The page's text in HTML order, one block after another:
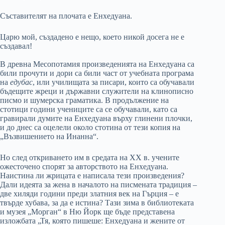
Съставителят на плочата е Енхедуана.
Царю мой, създадено е нещо, което никой досега не е
създавал!
В древна Месопотамия произведенията на Енхедуана са
били прочути и дори са били част от учебната програма
на едубас, или училищата за писари, които са обучавали
бъдещите жреци и държавни служители на клинописно
писмо и шумерска граматика. В продължение на
стотици години учениците са се обучавали, като са
гравирали думите на Енхедуана върху глинени плочки,
и до днес са оцелели около стотина от тези копия на
„Възвишението на Инанна“.
Но след откриването им в средата на ХХ в. учените
ожесточено спорят за авторството на Енхедуана.
Наистина ли жрицата е написала тези произведения?
Дали идеята за жена в началото на писмената традиция –
две хиляди години преди златния век на Гърция – е
твърде хубава, за да е истина? Тази зима в библиотеката
и музея „Морган“ в Ню Йорк ще бъде представена
изложбата „Тя, която пишеше: Енхедуана и жените от